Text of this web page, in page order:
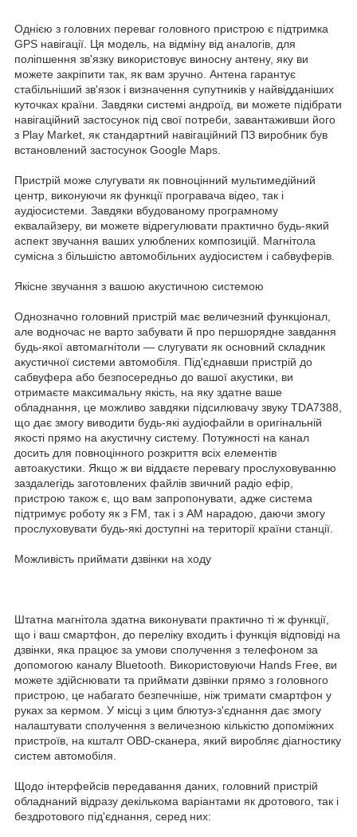
Однією з головних переваг головного пристрою є підтримка
GPS навігації. Ця модель, на відміну від аналогів, для
поліпшення зв'язку використовує виносну антену, яку ви
можете закріпити так, як вам зручно. Антена гарантує
стабільніший зв'язок і визначення супутників у найвідданіших
куточках країни. Завдяки системі андроїд, ви можете підібрати
навігаційний застосунок під свої потреби, завантаживши його
з Play Market, як стандартний навігаційний ПЗ виробник був
встановлений застосунок Google Maps.
Пристрій може слугувати як повноцінний мультимедійний
центр, виконуючи як функції програвача відео, так і
аудіосистеми. Завдяки вбудованому програмному
еквалайзеру, ви можете відрегулювати практично будь-який
аспект звучання ваших улюблених композицій. Магнітола
сумісна з більшістю автомобільних аудіосистем і сабвуферів.
Якісне звучання з вашою акустичною системою
Однозначно головний пристрій має величезний функціонал,
але водночас не варто забувати й про першорядне завдання
будь-якої автомагнітоли — слугувати як основний складник
акустичної системи автомобіля. Під'єднавши пристрій до
сабвуфера або безпосередньо до вашої акустики, ви
отримаєте максимальну якість, на яку здатне ваше
обладнання, це можливо завдяки підсилювачу звуку TDA7388,
що дає змогу виводити будь-які аудіофайли в оригінальній
якості прямо на акустичну систему. Потужності на канал
досить для повноцінного розкриття всіх елементів
автоакустики. Якщо ж ви віддаєте перевагу прослуховуванню
заздалегідь заготовлених файлів звичний радіо ефір,
пристрою також є, що вам запропонувати, адже система
підтримує роботу як з FM, так і з AM нарадою, даючи змогу
прослуховувати будь-які доступні на території країни станції.
Можливість приймати дзвінки на ходу
Штатна магнітола здатна виконувати практично ті ж функції,
що і ваш смартфон, до переліку входить і функція відповіді на
дзвінки, яка працює за умови сполучення з телефоном за
допомогою каналу Bluetooth. Використовуючи Hands Free, ви
можете здійснювати та приймати дзвінки прямо з головного
пристрою, це набагато безпечніше, ніж тримати смартфон у
руках за кермом. У місці з цим блютуз-з'єднання дає змогу
налаштувати сполучення з величезною кількістю допоміжних
пристроїв, на кшталт OBD-сканера, який виробляє діагностику
систем автомобіля.
Щодо інтерфейсів передавання даних, головний пристрій
обладнаний відразу декількома варіантами як дротового, так і
бездротового під'єднання, серед них: